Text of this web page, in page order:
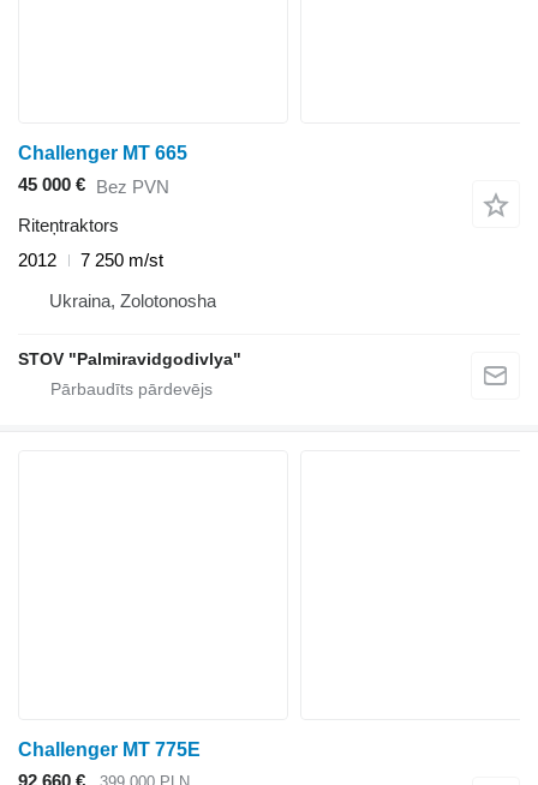
Challenger MT 665
45 000 € Bez PVN
Riteņtraktors
2012
7 250 m/st
Ukraina, Zolotonosha
STOV "Palmiravidgodivlya"
Challenger MT 775E
92 660 €